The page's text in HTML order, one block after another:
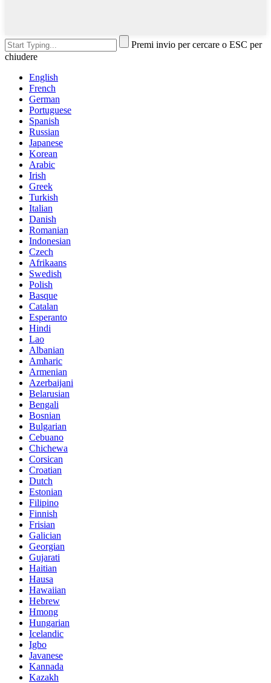
Premi invio per cercare o ESC per
chiudere
English
French
German
Portuguese
Spanish
Russian
Japanese
Korean
Arabic
Irish
Greek
Turkish
Italian
Danish
Romanian
Indonesian
Czech
Afrikaans
Swedish
Polish
Basque
Catalan
Esperanto
Hindi
Lao
Albanian
Amharic
Armenian
Azerbaijani
Belarusian
Bengali
Bosnian
Bulgarian
Cebuano
Chichewa
Corsican
Croatian
Dutch
Estonian
Filipino
Finnish
Frisian
Galician
Georgian
Gujarati
Haitian
Hausa
Hawaiian
Hebrew
Hmong
Hungarian
Icelandic
Igbo
Javanese
Kannada
Kazakh